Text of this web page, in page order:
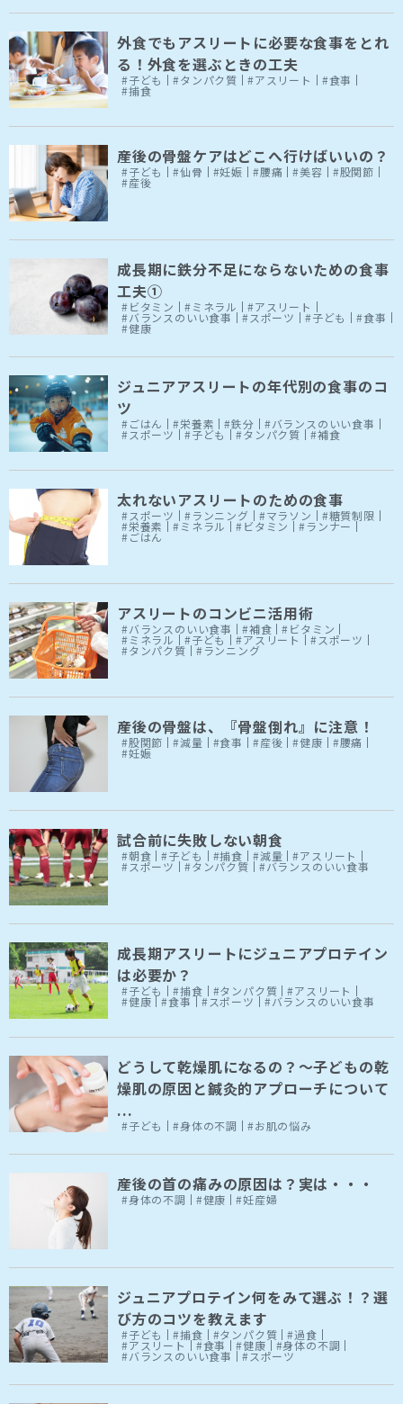
外食でもアスリートに必要な食事をとれ
る！外食を選ぶときの工夫
#子ども #タンパク質 #アスリート #食事
#捕食
産後の骨盤ケアはどこへ行けばいいの？
#子ども #仙骨 #妊娠 #腰痛 #美容 #股関節
#産後
成長期に鉄分不足にならないための食事
工夫①
#ビタミン #ミネラル #アスリート
#バランスのいい食事 #スポーツ #子ども #食事
#健康
ジュニアアスリートの年代別の食事のコ
ツ
#ごはん #栄養素 #鉄分 #バランスのいい食事
#スポーツ #子ども #タンパク質 #補食
太れないアスリートのための食事
#スポーツ #ランニング #マラソン #糖質制限
#栄養素 #ミネラル #ビタミン #ランナー
#ごはん
アスリートのコンビニ活用術
#バランスのいい食事 #補食 #ビタミン
#ミネラル #子ども #アスリート #スポーツ
#タンパク質 #ランニング
産後の骨盤は、『骨盤倒れ』に注意！
#股関節 #減量 #食事 #産後 #健康 #腰痛
#妊娠
試合前に失敗しない朝食
#朝食 #子ども #捕食 #減量 #アスリート
#スポーツ #タンパク質 #バランスのいい食事
成長期アスリートにジュニアプロテイン
は必要か？
#子ども #捕食 #タンパク質 #アスリート
#健康 #食事 #スポーツ #バランスのいい食事
どうして乾燥肌になるの？～子どもの乾
燥肌の原因と鍼灸的アプローチについて
...
#子ども #身体の不調 #お肌の悩み
産後の首の痛みの原因は？実は・・・
#身体の不調 #健康 #妊産婦
ジュニアプロテイン何をみて選ぶ！？選
び方のコツを教えます
#子ども #捕食 #タンパク質 #過食
#アスリート #食事 #健康 #身体の不調
#バランスのいい食事 #スポーツ